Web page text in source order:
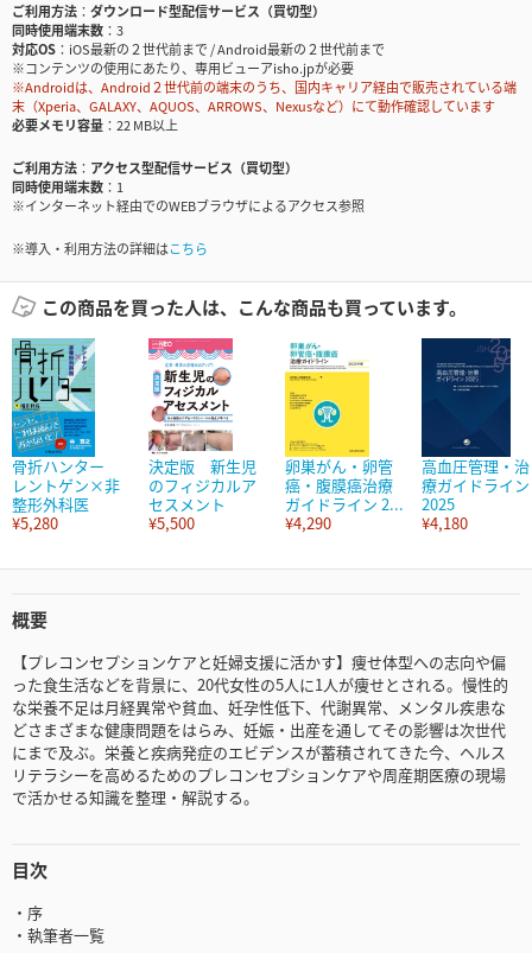
ご利用方法
ダウンロード型配信サービス（買切型）
同時使用端末数
3
対応OS
iOS最新の２世代前まで / Android最新の２世代前まで
※コンテンツの使用にあたり、専用ビューアisho.jpが必要
※Androidは、Android２世代前の端末のうち、国内キャリア経由で販売されている端
末（Xperia、GALAXY、AQUOS、ARROWS、Nexusなど）にて動作確認しています
必要メモリ容量
22 MB以上
ご利用方法
アクセス型配信サービス（買切型）
同時使用端末数
1
※インターネット経由でのWEBブラウザによるアクセス参照
※導入・利用方法の詳細はこちら
この商品を買った人は、こんな商品も買っています。
骨折ハンター
レントゲン×非
整形外科医
¥5,280
決定版 新生児
のフィジカルア
セスメント
¥5,500
卵巣がん・卵管
癌・腹膜癌治療
ガイドライン 2...
¥4,290
高血圧管理・治
療ガイドライン
2025
¥4,180
概要
【プレコンセプションケアと妊婦支援に活かす】痩せ体型への志向や偏
った食生活などを背景に、20代女性の5人に1人が痩せとされる。慢性的
な栄養不足は月経異常や貧血、妊孕性低下、代謝異常、メンタル疾患な
どさまざまな健康問題をはらみ、妊娠・出産を通してその影響は次世代
にまで及ぶ。栄養と疾病発症のエビデンスが蓄積されてきた今、ヘルス
リテラシーを高めるためのプレコンセプションケアや周産期医療の現場
で活かせる知識を整理・解説する。
目次
・序
・執筆者一覧